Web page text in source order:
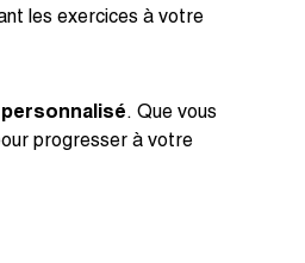
les exercices à votre
. Que vous
progresser à votre